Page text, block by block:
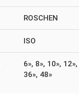
ROSCHEN
ISO
6», 8», 10»,
36», 48»